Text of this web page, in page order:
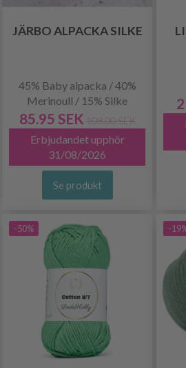
JÄRBO ALPACKA SILKE
45% Baby alpacka / 40%
Merinoull / 15% Silke
85.95 SEK 108.00 SEK
Erbjudandet upphör
31/08/2026
Se produkt
-50% -